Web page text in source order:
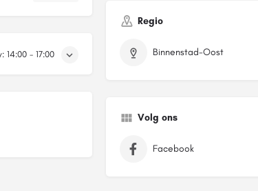
14:00 - 17:00
Regio
Binnenstad-Oost
Volg ons
Facebook